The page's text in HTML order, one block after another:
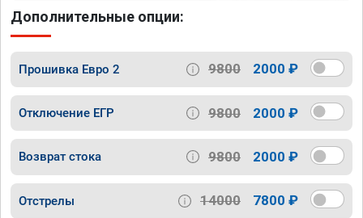
Дополнительные опции:
Прошивка Евро 2 9800 2000 ₽
Отключение ЕГР 9800 2000 ₽
Возврат стока 9800 2000 ₽
Отстрелы 14000 7800 ₽